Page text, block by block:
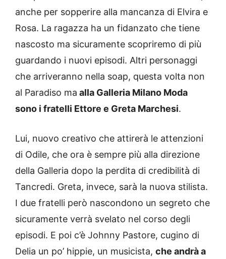
anche per sopperire alla mancanza di Elvira e
Rosa. La ragazza ha un fidanzato che tiene
nascosto ma sicuramente scopriremo di più
guardando i nuovi episodi. Altri personaggi
che arriveranno nella soap, questa volta non
al Paradiso ma alla Galleria Milano Moda
sono i fratelli Ettore e Greta Marchesi.
Lui, nuovo creativo che attirerà le attenzioni
di Odile, che ora è sempre più alla direzione
della Galleria dopo la perdita di credibilità di
Tancredi. Greta, invece, sarà la nuova stilista.
I due fratelli però nascondono un segreto che
sicuramente verrà svelato nel corso degli
episodi. E poi c’è Johnny Pastore, cugino di
Delia un po’ hippie, un musicista, che andrà a